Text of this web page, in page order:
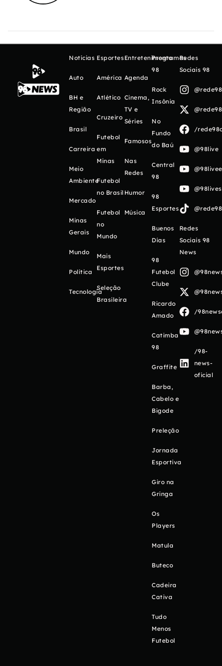
Notícias
Auto
BH e
Região
Brasil
Carreira
Meio
Ambiente
Mercado
Minas
Gerais
Mundo
Política
Tecnologia
Esportes
América
Atlético
Cruzeiro
Futebol
em
Minas
Futebol
no Brasil
Futebol
no
Mundo
Mais
Esportes
Seleção
Brasileira
Entretenimento
Agenda
Cinema,
TV e
Séries
Famosos
Nas
Redes
Humor
Música
Programas
98
Rock
Insônia
No
Fundo
do Baú
Central
98
98
Esportes
Buenos
Días
98
Futebol
Clube
Ricardo
Amado
Catimba
98
Graffite
Barba,
Cabelo e
Bigode
Preleção
Jornada
Esportiva
Giro na
Gringa
Os
Players
Matula
Buteco
Cadeira
Cativa
Tudo
Menos
Futebol
Redes
Sociais 98
/
@98live
Redes
Sociais 98
News
/
/98-
news-
oficial